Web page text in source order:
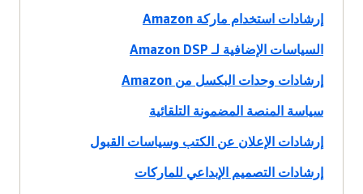
إرشادات استخدام ماركة Amazon
السياسات الإضافية لـ Amazon DSP
إرشادات وحدات البكسل من Amazon
سياسة المنصة المضمونة التلقائية
إرشادات الإعلان عن الكتب وسياسات القبول
إرشادات التصميم الإبداعي للماركات